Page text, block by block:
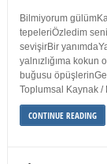
Bilmiyorum
tepeleriÖzledim
sevişirBir
yalnızlığıma
buğusu
Toplumsal Kaynak /
CONTINUE READING